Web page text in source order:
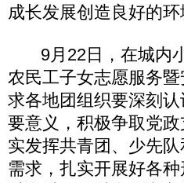
成长发展创造良好的环
9月22日，在城内小
农民工子女志愿服务
求各地团组织要深刻
要意义，积极争取党
实发挥共青团、少先
需求，扎实开展好各